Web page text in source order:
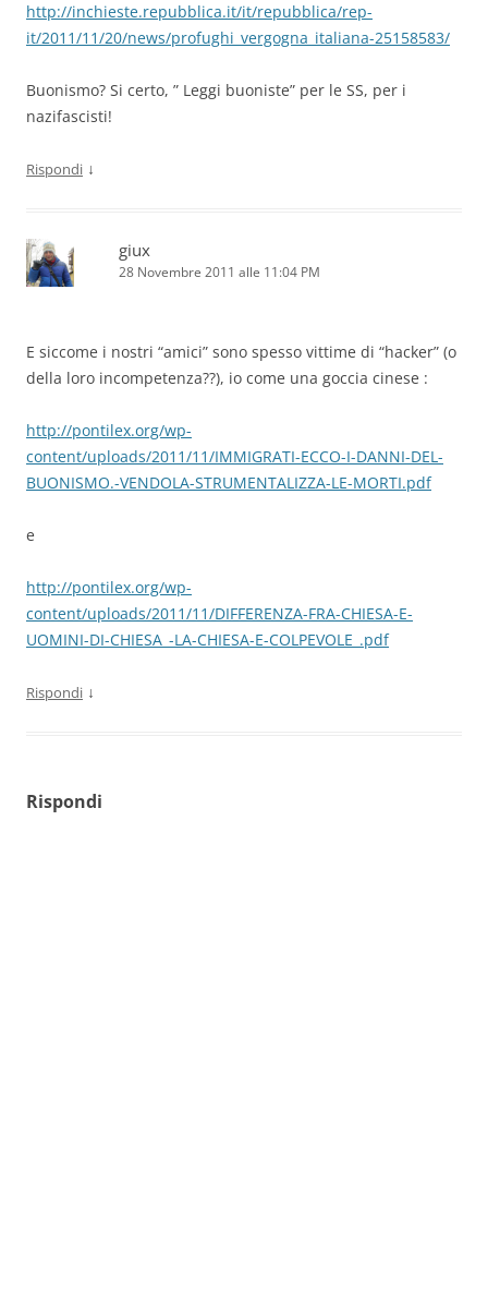
http://inchieste.repubblica.it/it/repubblica/rep-
it/2011/11/20/news/profughi_vergogna_italiana-25158583/
Buonismo? Si certo, ” Leggi buoniste” per le SS, per i
nazifascisti!
Rispondi ↓
giux
28 Novembre 2011 alle 11:04 PM
E siccome i nostri “amici” sono spesso vittime di “hacker” (o
della loro incompetenza??), io come una goccia cinese :
http://pontilex.org/wp-
content/uploads/2011/11/IMMIGRATI-ECCO-I-DANNI-DEL-
BUONISMO.-VENDOLA-STRUMENTALIZZA-LE-MORTI.pdf
e
http://pontilex.org/wp-
content/uploads/2011/11/DIFFERENZA-FRA-CHIESA-E-
UOMINI-DI-CHIESA_-LA-CHIESA-E-COLPEVOLE_.pdf
Rispondi ↓
Rispondi